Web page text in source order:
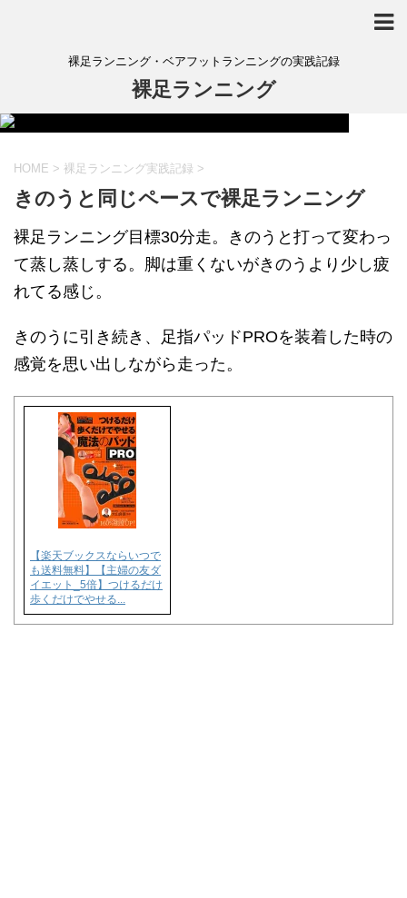
裸足ランニング・ベアフットランニングの実践記録
裸足ランニング
HOME > 裸足ランニング実践記録 >
きのうと同じペースで裸足ランニング
裸足ランニング目標30分走。きのうと打って変わっ
て蒸し蒸しする。脚は重くないがきのうより少し疲
れてる感じ。
きのうに引き続き、足指パッドPROを装着した時の
感覚を思い出しながら走った。
【楽天ブックスならいつで
も送料無料】【主婦の友ダ
イエット_5倍】つけるだけ
歩くだけでやせる...